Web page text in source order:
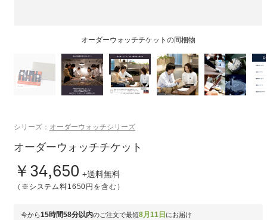
オーダーウォッチチケットの同梱物
シリーズ： オーダーウォッチシリーズ
オーダーウォッチチケット
￥34,650 +送料無料
（※システム料1650円を含む）
今から15時間58分以内のご注文で最短8月11日 にお届け